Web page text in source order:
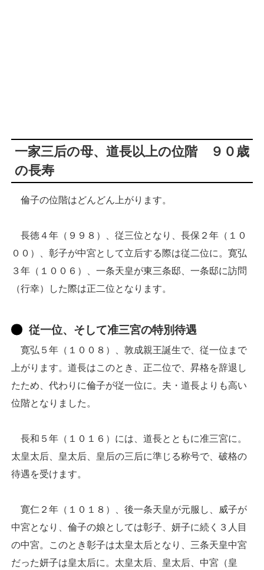
一家三后の母、道長以上の位階 ９０歳
の長寿
倫子の位階はどんどん上がります。
長徳４年（９９８）、従三位となり、長保２年（１０
００）、彰子が中宮として立后する際は従二位に。寛弘
３年（１００６）、一条天皇が東三条邸、一条邸に訪問
（行幸）した際は正二位となります。
従一位、そして准三宮の特別待遇
寛弘５年（１００８）、敦成親王誕生で、従一位まで
上がります。道長はこのとき、正二位で、昇格を辞退し
たため、代わりに倫子が従一位に。夫・道長よりも高い
位階となりました。
長和５年（１０１６）には、道長とともに准三宮に。
太皇太后、皇太后、皇后の三后に準じる称号で、破格の
待遇を受けます。
寛仁２年（１０１８）、後一条天皇が元服し、威子が
中宮となり、倫子の娘としては彰子、妍子に続く３人目
の中宮。このとき彰子は太皇太后となり、三条天皇中宮
だった妍子は皇太后に。太皇太后、皇太后、中宮（皇